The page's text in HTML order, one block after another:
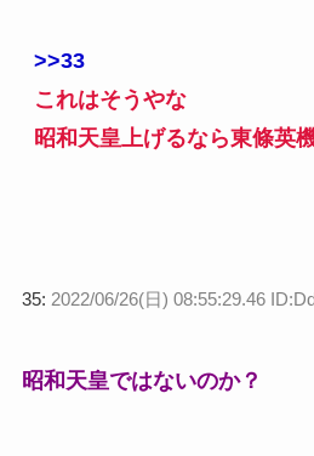
>>33
これはそうやな
昭和天皇上げるなら東條英
35: 2022/06/26(日) 08:55:29.46
昭和天皇ではないのか？